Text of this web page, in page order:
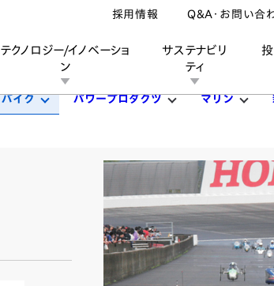
モータースポーツ
テクノロジー/イノベーショ
ン
サステナビリ
ティ
Honda Report
採用情報 Q&A・お問い合
バイク パワープロダクツ マリン